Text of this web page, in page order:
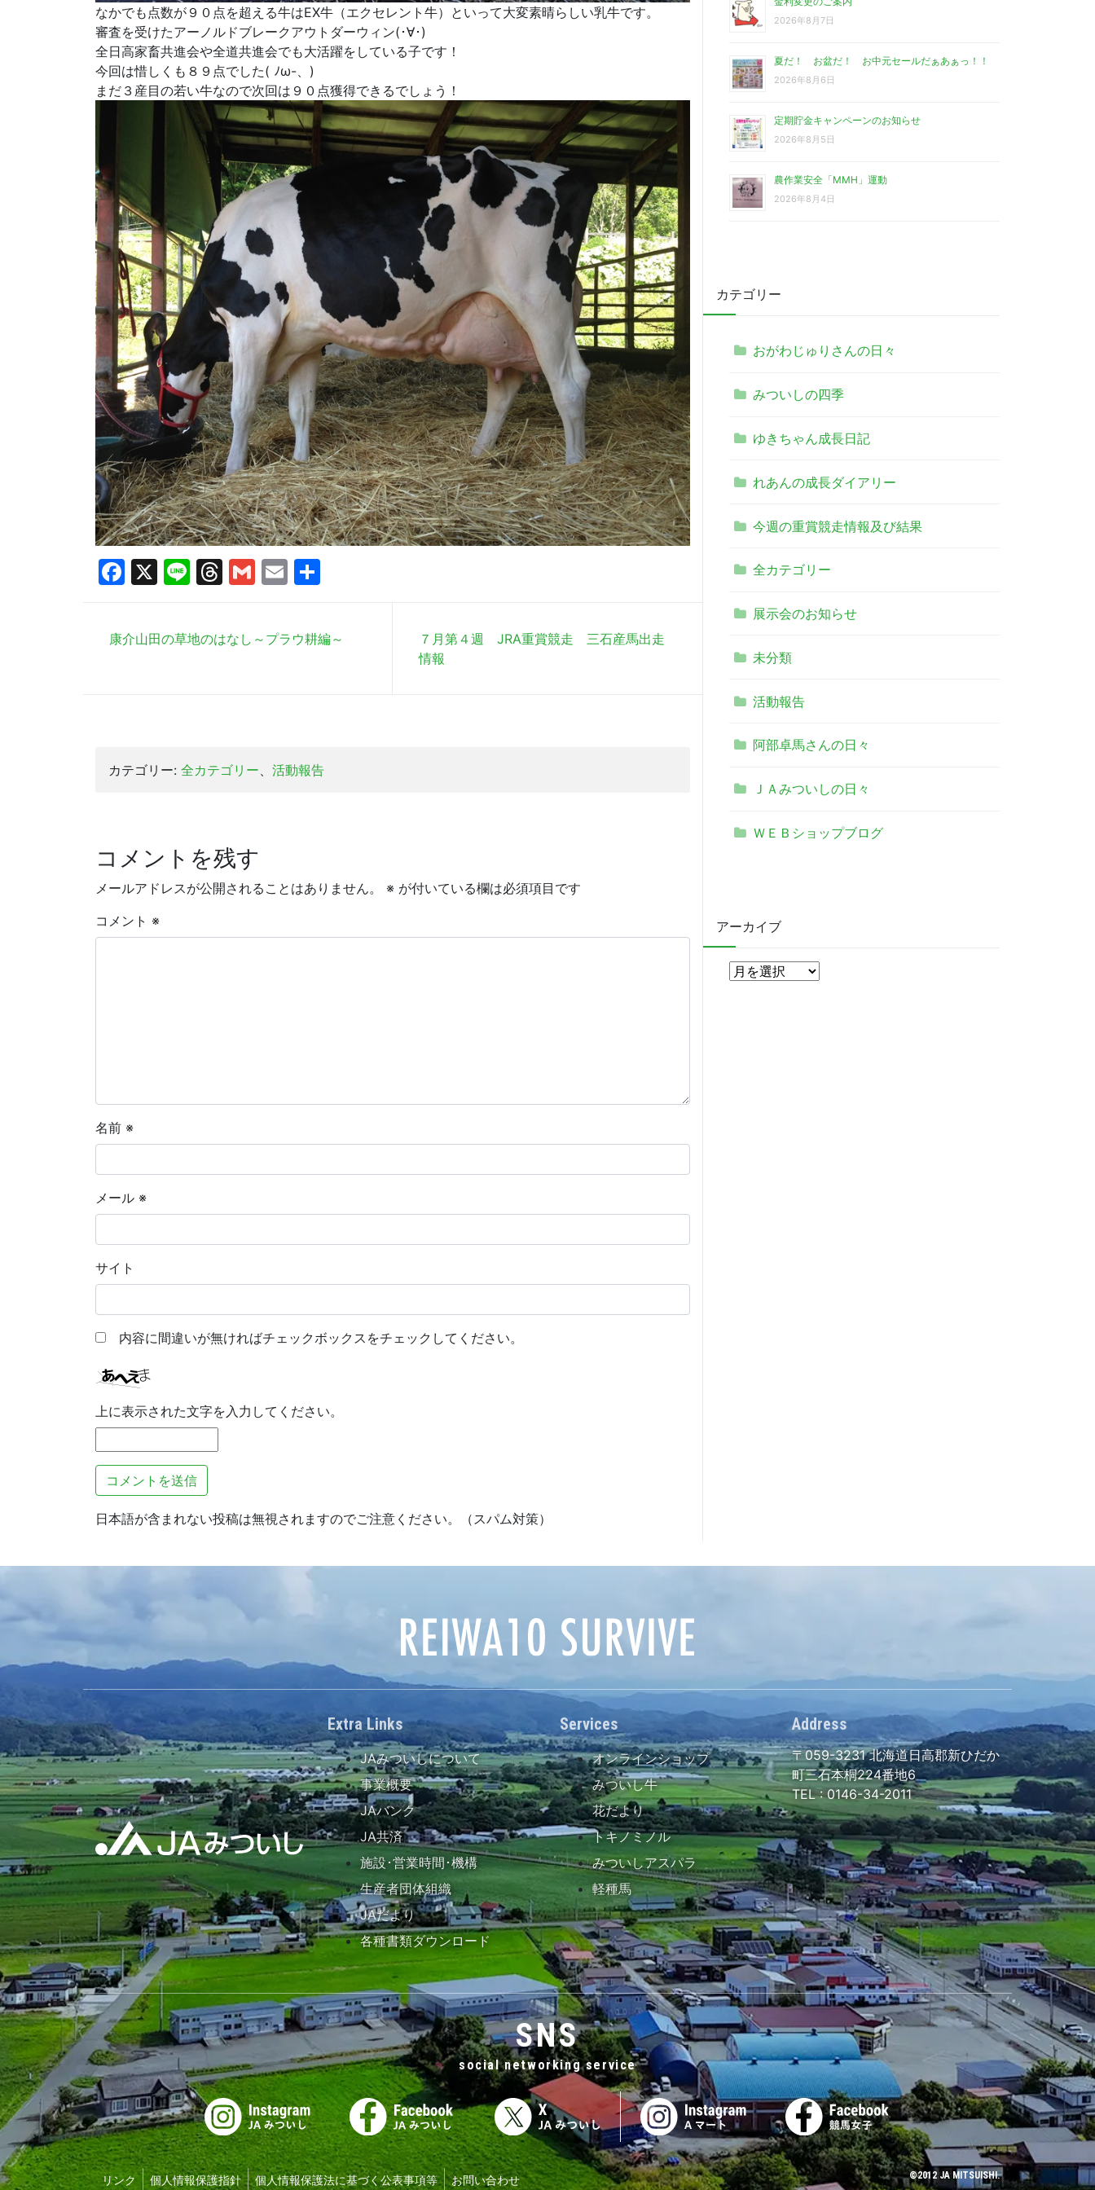
なかでも点数が９０点を超える牛はEX牛（エクセレント牛）といって大変素晴らしい乳牛です。
審査を受けたアーノルドブレークアウトダーウィン(･∀･)
全日高家畜共進会や全道共進会でも大活躍をしている子です！
今回は惜しくも８９点でした( ﾉω-、)
まだ３産目の若い牛なので次回は９０点獲得できるでしょう！
Facebook
X LineThreads
Gmail
Email
康介山田の草地のはなし～プラウ耕編～
７月第４週 JRA重賞競走 三石産馬出走
情報
カテゴリー: 全カテゴリー、 活動報告
コメントを残す
メールアドレスが公開されることはありません。 ※ が付いている欄は必須項目です
コメント ※
名前 ※
メール ※
サイト
内容に間違いが無ければチェックボックスをチェックしてください。
上に表示された文字を入力してください。
日本語が含まれない投稿は無視されますのでご注意ください。（スパム対策）
2026年8月7日
夏だ！ お盆だ！ お中元セールだぁあぁっ！！
2026年8月6日
定期貯金キャンペーンのお知らせ
2026年8月5日
農作業安全「MMH」運動
2026年8月4日
カテゴリー
おがわじゅりさんの日々
みついしの四季
ゆきちゃん成長日記
れあんの成長ダイアリー
今週の重賞競走情報及び結果
全カテゴリー
展示会のお知らせ
未分類
活動報告
阿部卓馬さんの日々
ＪＡみついしの日々
ＷＥＢショップブログ
アーカイブ
ア
Extra Links
JAみついしについて
事業概要
JAバンク
JA共済
施設･営業時間･機構
生産者団体組織
JAだより
各種書類ダウンロード
Services
オンラインショップ
みついし牛
花だより
トキノミノル
みついしアスパラ
軽種馬
Address
〒059-3231北海道日高郡新ひだか
町三石本桐224番地6
TEL :0146-34-2011
SNS
social networking service
リンク 個人情報保護指針 個人情報保護法に基づく公表事項等 お問い合わせ ©2012 JA MITSUISHI.